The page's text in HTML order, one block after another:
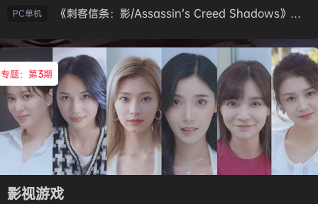
PC单机 《刺客信条：影/Assassin’s Creed Shadows》免安装版，非虚拟机
专题：第3期
影视游戏